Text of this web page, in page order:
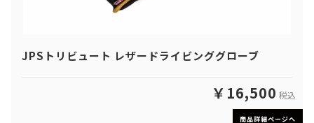
JPSトリビュート レザードライビンググローブ
￥16,500 税込
商品詳細ページへ